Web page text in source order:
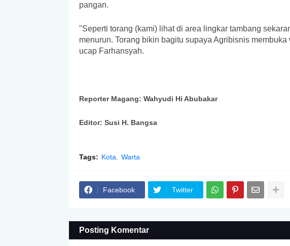
pangan.
"Seperti torang (kami) lihat di area lingkar tambang
menurun. Torang bikin bagitu supaya Agribisnis
ucap Farhansyah.
Reporter Magang: Wahyudi Hi Abubakar
Editor: Susi H. Bangsa
Tags: Kota Warta
Facebook Twitter
Posting Komentar